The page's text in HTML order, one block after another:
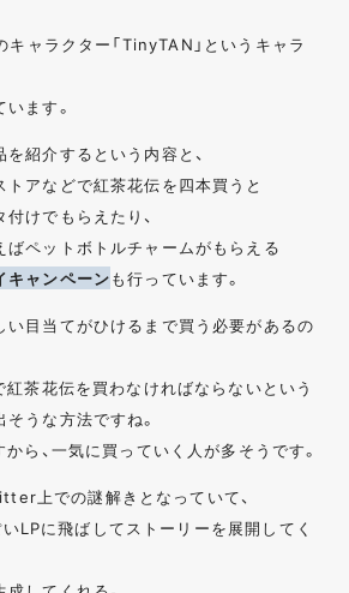
キャラクター「TinyTAN」というキャラ
ます。
紹介するという内容と、
アなどで紅茶花伝を四本買うと
けでもらえたり、
ばペットボトルチャームがもらえる
キャンペーンも行っています。
い目当てがひけるまで買う必要があるの
茶花伝を買わなければならないという
うな方法ですね。
ら、一気に買っていく人が多そうです。
上での謎解きとなっていて、
LPに飛ばしてストーリーを展開してく